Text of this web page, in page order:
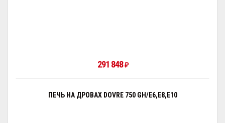
291 848 ₽
ПЕЧЬ НА ДРОВАХ DOVRE 750 GH/E6,E8,E10